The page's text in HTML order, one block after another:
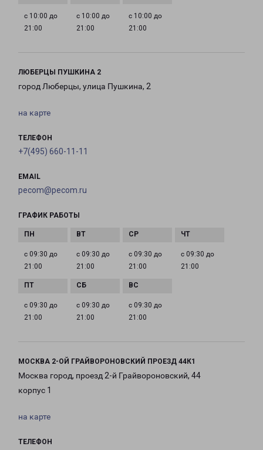
с 10:00 до
21:00
с 10:00 до
21:00
с 10:00 до
21:00
ЛЮБЕРЦЫ ПУШКИНА 2
город Люберцы, улица Пушкина, 2
на карте
ТЕЛЕФОН
+7(495) 660-11-11
EMAIL
pecom@pecom.ru
ГРАФИК РАБОТЫ
с 09:30 до
21:00
с 09:30 до
21:00
с 09:30 до
21:00
с 09:30 до
21:00
с 09:30 до
21:00
с 09:30 до
21:00
с 09:30 до
21:00
МОСКВА 2-ОЙ ГРАЙВОРОНОВСКИЙ ПРОЕЗД 44К1
Москва город, проезд 2-й Грайвороновский, 44
корпус 1
на карте
ТЕЛЕФОН